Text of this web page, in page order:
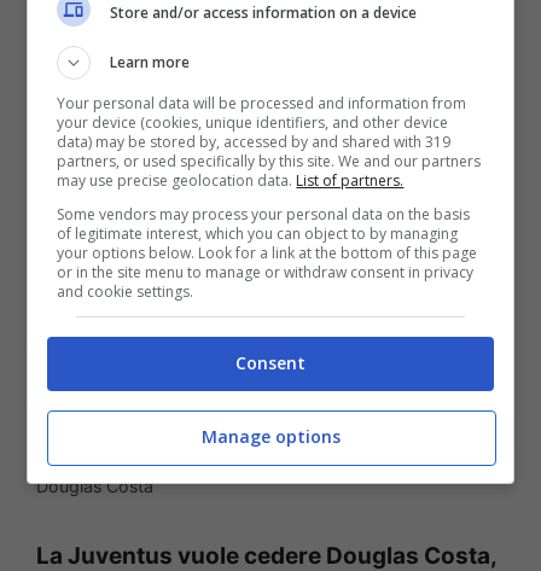
Douglas Costa
La Juventus vuole cedere Douglas Costa,
Store and/or access information on a device
Learn more
Your personal data will be processed and information from
your device (cookies, unique identifiers, and other device
data) may be stored by, accessed by and shared with 319
partners, or used specifically by this site. We and our partners
may use precise geolocation data. List of partners.
Some vendors may process your personal data on the basis
of legitimate interest, which you can object to by managing
your options below. Look for a link at the bottom of this page
or in the site menu to manage or withdraw consent in privacy
and cookie settings.
Consent
Manage options